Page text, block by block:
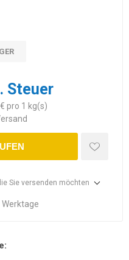
Steuer
pro 1 kg(s)
Sie versenden möchten
Werktage